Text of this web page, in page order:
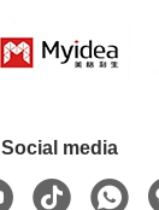
Social media